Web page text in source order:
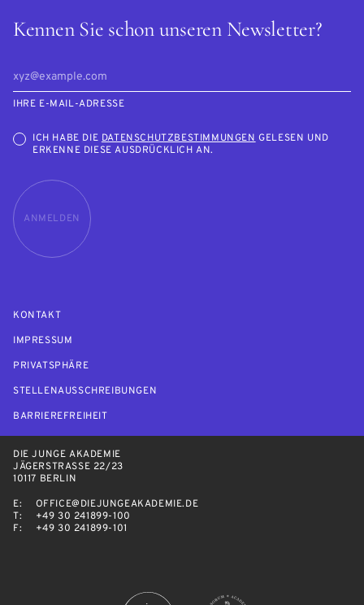
Kennen Sie schon unseren Newsletter?
IHRE E-MAIL-ADRESSE
ICH HABE DIEDATENSCHUTZBESTIMMUNGENGELESEN UND
ERKENNE DIESE AUSDRÜCKLICH AN.
ANMELDEN
KONTAKT
IMPRESSUM
PRIVATSPHÄRE
STELLENAUSSCHREIBUNGEN
BARRIEREFREIHEIT
DIE JUNGE AKADEMIE
JÄGERSTRASSE 22/23
10117 BERLIN
E:
OFFICE@DIEJUNGEAKADEMIE.DE
T:
+49 30 241899-100
F:
+49 30 241899-101